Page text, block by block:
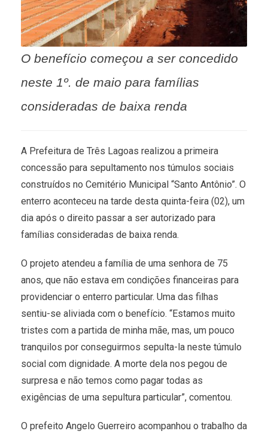
O benefício começou a ser concedido
neste 1º. de maio para famílias
consideradas de baixa renda
A Prefeitura de Três Lagoas realizou a primeira
concessão para sepultamento nos túmulos sociais
construídos no Cemitério Municipal “Santo Antônio”. O
enterro aconteceu na tarde desta quinta-feira (02), um
dia após o direito passar a ser autorizado para
famílias consideradas de baixa renda.
O projeto atendeu a família de uma senhora de 75
anos, que não estava em condições financeiras para
providenciar o enterro particular. Uma das filhas
sentiu-se aliviada com o benefício. “Estamos muito
tristes com a partida de minha mãe, mas, um pouco
tranquilos por conseguirmos sepulta-la neste túmulo
social com dignidade. A morte dela nos pegou de
surpresa e não temos como pagar todas as
exigências de uma sepultura particular”, comentou.
O prefeito Angelo Guerreiro acompanhou o trabalho da